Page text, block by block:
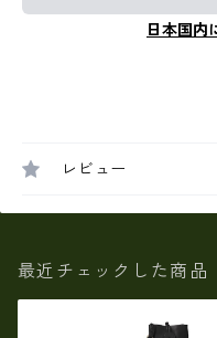
日本国内
レビュー
最近チェックした商品